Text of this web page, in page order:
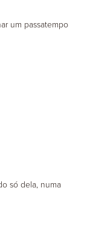
um passatempo
só dela, numa